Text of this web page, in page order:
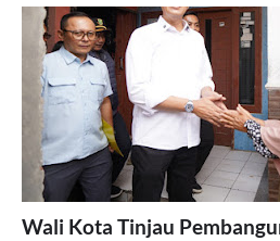
Wali Kota Tinjau